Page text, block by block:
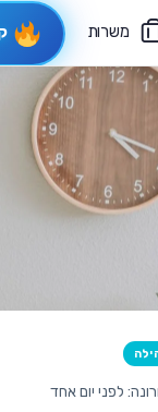
משרות
פיקוח תורני
לפני יום אחד